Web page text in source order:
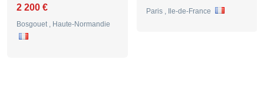
2 200 €
Bosgouet , Haute-Normandie
Paris , Ile-de-France